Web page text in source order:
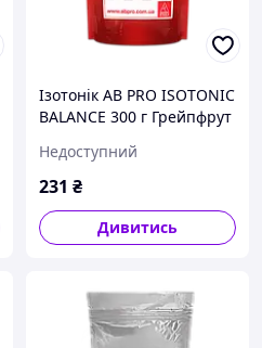
Ізотонік AB PRO ISOTONIC
BALANCE 300 г Грейпфрут
Недоступний
231 ₴
Дивитись